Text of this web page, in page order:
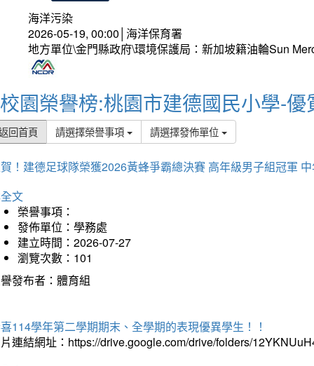
海洋污染
2026-05-19, 00:00│海洋保育署
地方單位\金門縣政府\環境保護局：新加坡籍油輪Sun
校園榮譽榜:桃園市建德國民小學-優
回首頁 請選擇榮譽事項 請選擇發佈單位
！建德足球隊榮獲2026黃蜂爭霸總決賽 高年級男子組冠軍
文
榮譽事項：
發佈單位：學務處
建立時間：2026-07-27
瀏覽次數：101
發布者：體育組
114學年第二學期期末、全學期的表現優異學生！！
連結網址：https://drive.google.com/drive/folders/